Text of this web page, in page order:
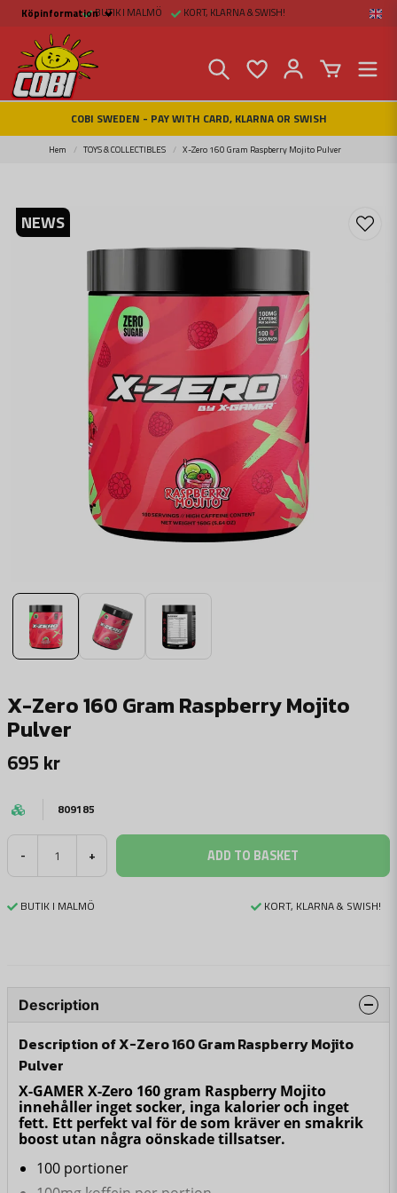
Köpinformation
Köpinformation
Legal
Payment and Freight
Buy online at Fritid &
Prylar Sweden
Facts about Cobi
COBI Store in Malmö
Contact us
BUTIK I MALMÖ KORT, KLARNA & SWISH!
COBI SWEDEN - PAY WITH CARD, KLARNA OR SWISH
Hem TOYS & COLLECTIBLES X-Zero 160 Gram Raspberry Mojito Pulver
NEWS
X-Zero 160 Gram Raspberry Mojito
Pulver
695 kr
809185
- + ADD TO BASKET
BUTIK I MALMÖ KORT, KLARNA & SWISH!
Description
Description of X-Zero 160 Gram Raspberry Mojito
Pulver
X-GAMER X-Zero 160 gram Raspberry Mojito
innehåller inget socker, inga kalorier och inget
fett. Ett perfekt val för de som kräver en smakrik
boost utan några oönskade tillsatser.
100 portioner